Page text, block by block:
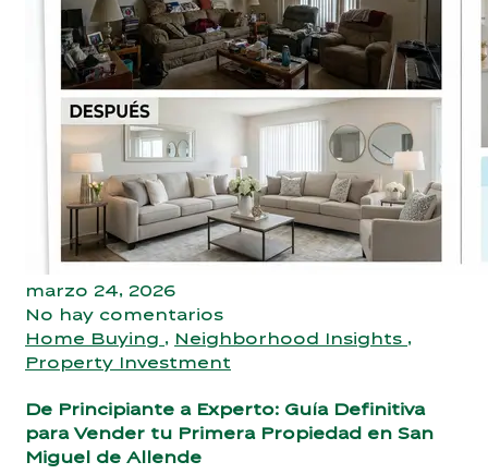
marzo 24, 2026
No hay comentarios
Home Buying , Neighborhood Insights ,
Property Investment
De Principiante a Experto: Guía Definitiva
para Vender tu Primera Propiedad en San
Miguel de Allende